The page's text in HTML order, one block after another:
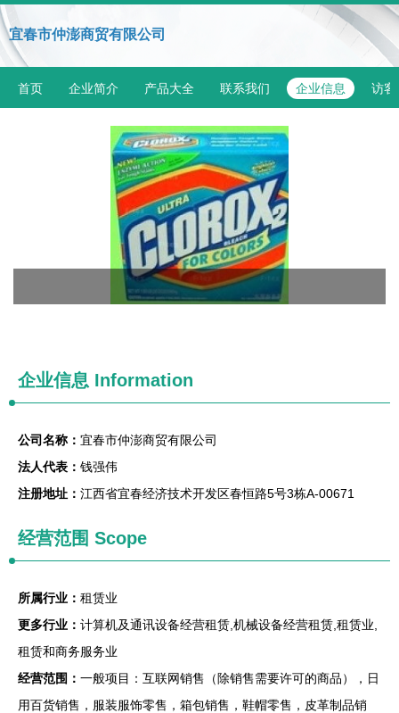
宜春市仲澎商贸有限公司
首页 企业简介 产品大全 联系我们 企业信息 访客
企业信息 Information
公司名称： 宜春市仲澎商贸有限公司
法人代表： 钱强伟
注册地址： 江西省宜春经济技术开发区春恒路5号3栋A-00671
经营范围 Scope
所属行业： 租赁业
更多行业： 计算机及通讯设备经营租赁,机械设备经营租赁,租赁业,
租赁和商务服务业
经营范围： 一般项目：互联网销售（除销售需要许可的商品），日
用百货销售，服装服饰零售，箱包销售，鞋帽零售，皮革制品销